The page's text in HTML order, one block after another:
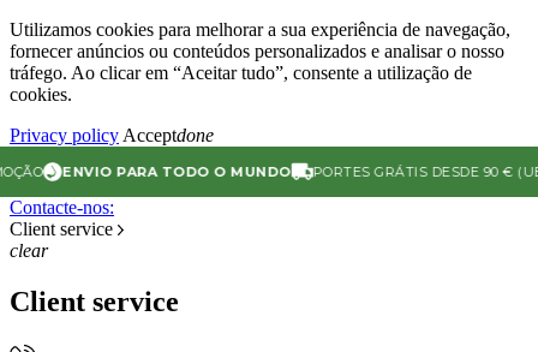
Utilizamos cookies para melhorar a sua experiência de navegação,
fornecer anúncios ou conteúdos personalizados e analisar o nosso
tráfego. Ao clicar em “Aceitar tudo”, consente a utilização de
cookies.
Privacy policy Acceptdone
ENVIO PARA TODO O MUNDO PORTES GRÁTIS DESDE 90 € (UE)
Contacte-nos:
Client service
clear
Client service